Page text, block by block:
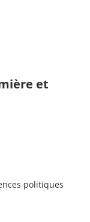
et
politiques